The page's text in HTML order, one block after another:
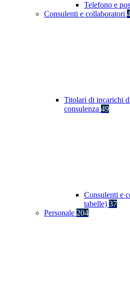
Telefono e
Consulenti e collaboratori
Titolari di incarichi
consulenza 49
Consulenti e
tabelle) 37
Personale 204